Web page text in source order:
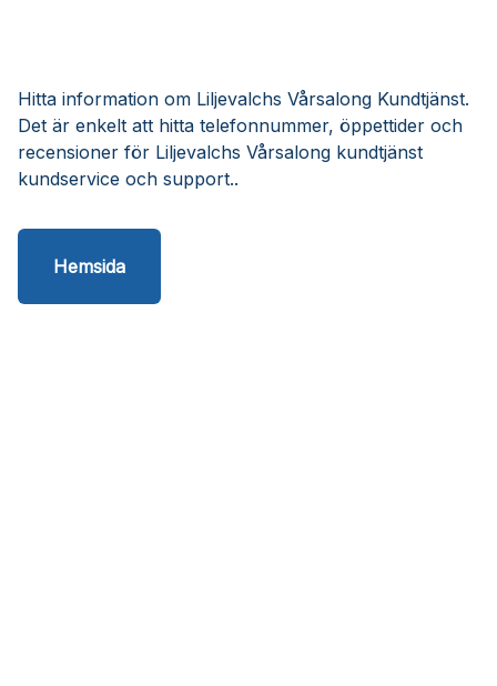
Hitta information om Liljevalchs Vårsalong Kundtjänst.
Det är enkelt att hitta telefonnummer, öppettider och
recensioner för Liljevalchs Vårsalong kundtjänst
kundservice och support..
Hemsida